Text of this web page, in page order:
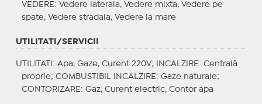
VEDERE : Vedere laterala, Vedere mixta, Vedere pe
spate, Vedere stradala, Vedere la mare
UTILITATI/SERVICII
UTILITATI : Apa, Gaze, Curent 220V; INCALZIRE : Centrală
proprie; COMBUSTIBIL INCALZIRE : Gaze naturale;
CONTORIZARE : Gaz, Curent electric, Contor apa